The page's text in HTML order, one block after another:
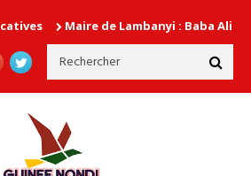
Maire de Lambanyi : Baba Alimou Barry